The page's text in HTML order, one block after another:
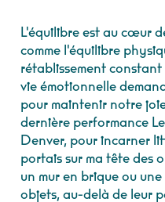
L'équilibre est au cœur
comme l'équilibre
rétablissement
vie émotionnelle
pour maintenir notre
dernière performance
Denver, pour incarner
portais sur ma tête des
un mur en brique ou
objets, au-delà de leur